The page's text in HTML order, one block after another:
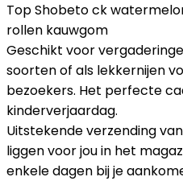
Top Shobeto ck
rollen kauwgom
Geschikt voor
soorten of als lekkernijen
bezoekers. Het perfecte
kinderverjaardag.
Uitstekende verzending
liggen voor jou in het
enkele dagen bij je